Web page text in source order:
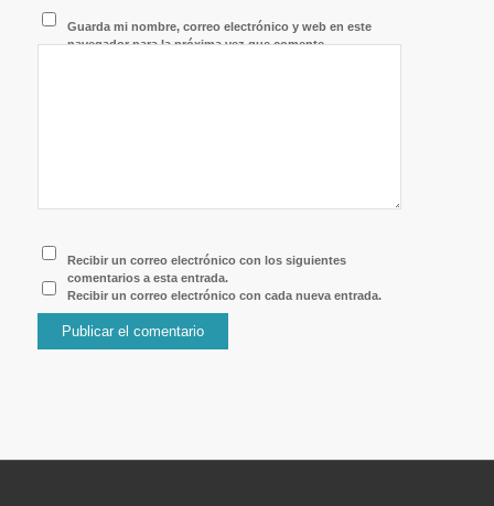
Guarda mi nombre, correo electrónico y web en este
navegador para la próxima vez que comente.
Recibir un correo electrónico con los siguientes
comentarios a esta entrada.
Recibir un correo electrónico con cada nueva entrada.